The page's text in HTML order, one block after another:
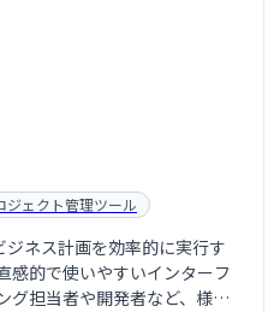
ジェクト管理ツール
ネス計画を効率的に実行す
感的で使いやすいインターフ
グ担当者や開発者など、様々